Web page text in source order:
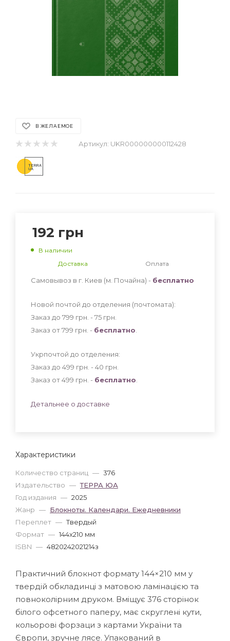
В ЖЕЛАЕМОЕ
Артикул: UKR000000000112428
Характеристики
Количество страниц — 376
Издательство — ТЕРРА ЮА
Год издания — 2025
Жанр — Блокноты. Календари. Ежедневники
Переплет — Твердый
Формат — 144x210 мм
ISBN — 4820242021214з
192 грн
В наличии
Доставка
Оплата
Самовывоз в г. Киев (м. Почайна) - бесплатно
Новой почтой до отделения (почтомата):
Заказ до 799 грн. - 75 грн
Заказ от 799 грн. - бесплатно
Укрпочтой до отделения:
Заказ до 499 грн. - 40 грн
Заказ от 499 грн. - бесплатно
Детальнее о доставке
Практичний блокнот формату 144×210 мм у
твердій обкладинці з матовою ламінацією та
повноколірним друком. Вміщує 376 сторінок
білого офсетного паперу, має скруглені кути,
кольорові форзаци з картами України та
Європи, зручне лясе. Упакований в